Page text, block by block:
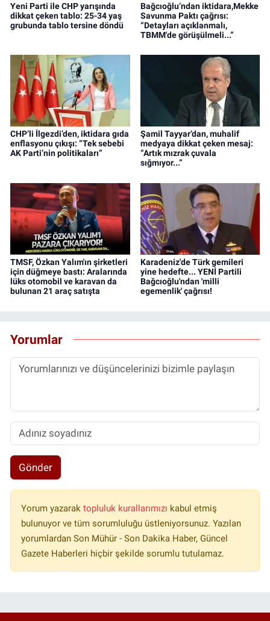
Yeni Parti ile CHP yarışında
dikkat çeken tablo: 25-34 yaş
grubunda tablo tersine döndü
Bağcıoğlu’ndan iktidara,Mekke
Savunma Paktı çağrısı:
“Detayları açıklanmalı,
TBMM'de görüşülmeli...”
CHP’li İlgezdi’den, iktidara gıda
enflasyonu çıkışı: “Tek sebebi
AK Parti’nin politikaları”
Şamil Tayyar’dan, muhalif
medyaya dikkat çeken mesaj:
“Artık mızrak çuvala
sığmıyor...”
TMSF, Özkan Yalım'ın şirketleri
için düğmeye bastı: Aralarında
lüks otomobil ve karavan da
bulunan 21 araç satışta
Karadeniz'de Türk gemileri
yine hedefte... YENİ Partili
Bağcıoğlu'ndan 'milli
egemenlik' çağrısı!
Yorumlar
Gönder
Yorum yazarak topluluk kurallarımızı kabul etmiş
bulunuyor ve tüm sorumluluğu üstleniyorsunuz. Yazılan
yorumlardan Son Mühür - Son Dakika Haber, Güncel
Gazete Haberleri hiçbir şekilde sorumlu tutulamaz.